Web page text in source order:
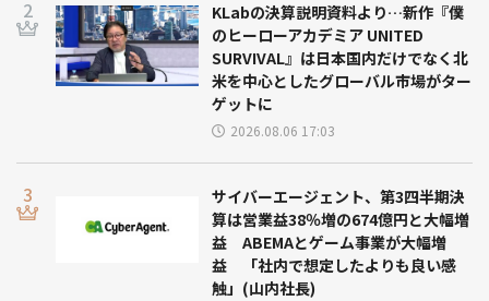
KLabの決算説明資料より…新作『僕
のヒーローアカデミア UNITED
SURVIVAL』は日本国内だけでなく北
米を中心としたグローバル市場がター
ゲットに
2026.08.06 17:03
サイバーエージェント、第3四半期決
算は営業益38％増の674億円と大幅増
益 ABEMAとゲーム事業が大幅増
益 「社内で想定したよりも良い感
触」(山内社長)